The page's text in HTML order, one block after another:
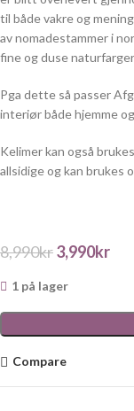
til både vakre og
av nomadestammer i
fine og duse
Pga dette så passer
interiør både hjemme
Kelimer kan også
allsidige og kan brukes
8,990kr3,990kr
1 på lager
Compare